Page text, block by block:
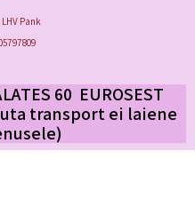
Pank
60 EUROSEST
transportei laiene